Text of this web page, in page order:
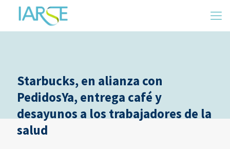
Starbucks, en alianza con
PedidosYa, entrega café y
desayunos a los trabajadores de la
salud